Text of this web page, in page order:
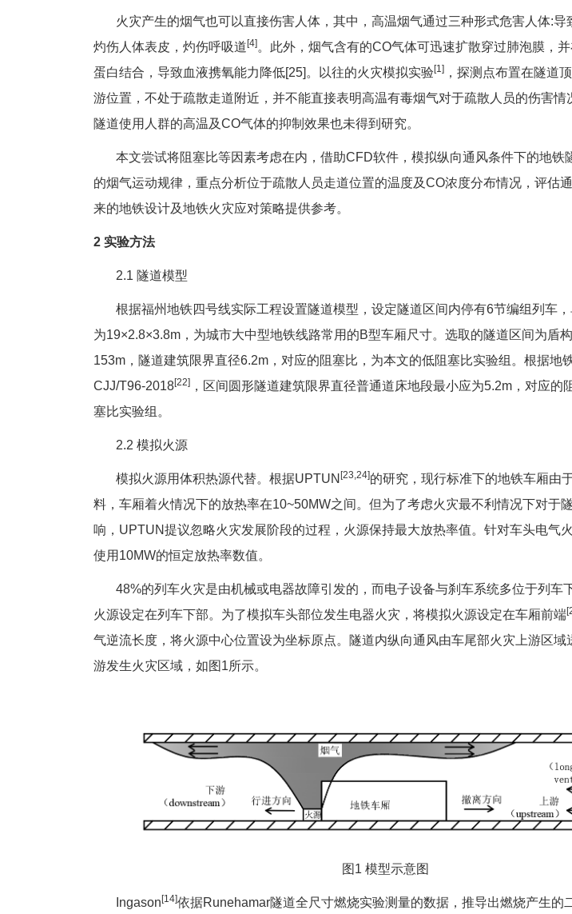
火灾产生的烟气也可以直接伤害人体，其中，高温烟气通过三种形式危害人体:导
灼伤人体表皮，灼伤呼吸道 [4] 。此外，烟气含有的CO气体可迅速扩散穿过肺泡膜，
蛋白结合，导致血液携氧能力降低[25]。以往的火灾模拟实验 [1] ，探测点布置在隧道
游位置，不处于疏散走道附近，并不能直接表明高温有毒烟气对于疏散人员的伤害情
隧道使用人群的高温及CO气体的抑制效果也未得到研究。
本文尝试将阻塞比等因素考虑在内，借助CFD软件，模拟纵向通风条件下的地铁
的烟气运动规律，重点分析位于疏散人员走道位置的温度及CO浓度分布情况，评估
来的地铁设计及地铁火灾应对策略提供参考。
2 实验方法
2.1 隧道模型
根据福州地铁四号线实际工程设置隧道模型，设定隧道区间内停有6节编组列车，
为19×2.8×3.8m，为城市大中型地铁线路常用的B型车厢尺寸。选取的隧道区间为盾
153m，隧道建筑限界直径6.2m，对应的阻塞比，为本文的低阻塞比实验组。根据地
CJJ/T96-2018[22] ，区间圆形隧道建筑限界直径普通道床地段最小应为5.2m，对应的
塞比实验组。
2.2 模拟火源
模拟火源用体积热源代替。根据UPTUN [23,24]的研究，现行标准下的地铁车厢由
料，车厢着火情况下的放热率在10~50MW之间。但为了考虑火灾最不利情况下对于
响，UPTUN提议忽略火灾发展阶段的过程，火源保持最大放热率值。针对车头电气
使用10MW的恒定放热率数值。
48%的列车火灾是由机械或电器故障引发的，而电子设备与刹车系统多位于列车
火源设定在列车下部。为了模拟车头部位发生电器火灾，将模拟火源设定在车厢前端
气逆流长度，将火源中心位置设为坐标原点。隧道内纵向通风由车尾部火灾上游区域
游发生火灾区域，如图1所示。
图1 模型示意图
Ingason [14]依据Runehamar隧道全尺寸燃烧实验测量的数据，推导出燃烧产生的